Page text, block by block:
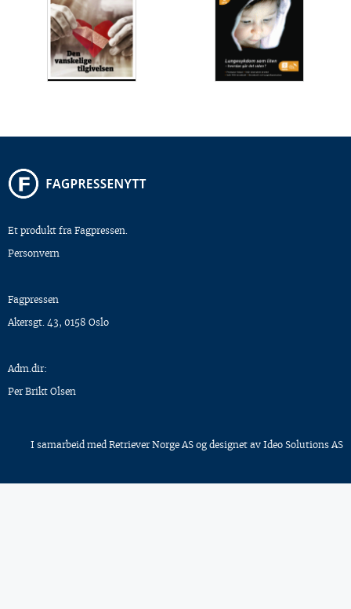
Et produkt fra Fagpressen.
Personvern
Fagpressen
Akersgt. 43, 0158 Oslo
Adm.dir:
Per Brikt Olsen
I samarbeid med Retriever Norge AS og designet av Ideo Solutions AS